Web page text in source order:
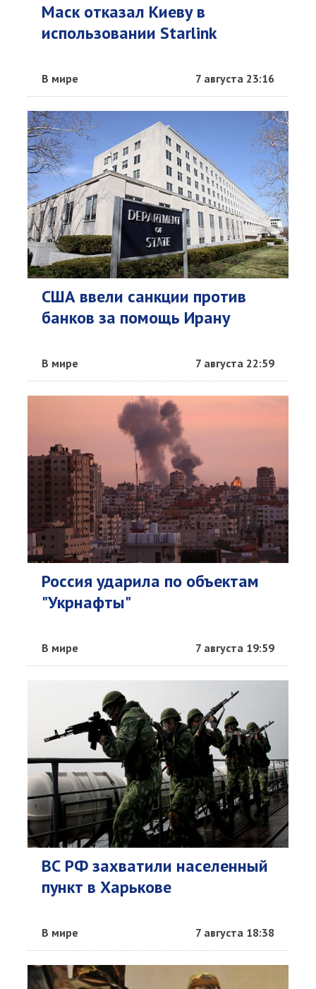
Маск отказал Киеву в
использовании Starlink
В мире 7 августа 23:16
США ввели санкции против
банков за помощь Ирану
В мире 7 августа 22:59
Россия ударила по объектам
"Укрнафты"
В мире 7 августа 19:59
ВС РФ захватили населенный
пункт в Харькове
В мире 7 августа 18:38